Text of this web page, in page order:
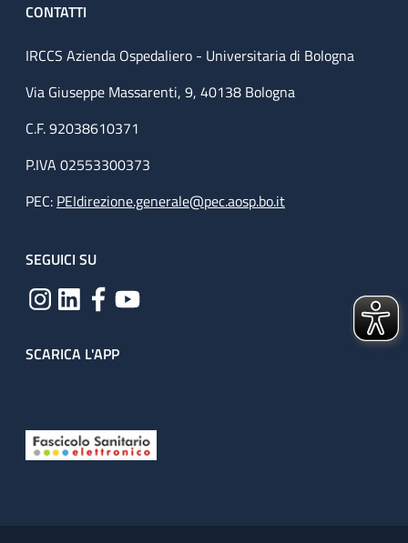
CONTATTI
IRCCS Azienda Ospedaliero - Universitaria di Bologna
Via Giuseppe Massarenti, 9, 40138 Bologna
C.F. 92038610371
P.IVA 02553300373
PEC: PEIdirezione.generale@pec.aosp.bo.it
SEGUICI SU
SCARICA L'APP